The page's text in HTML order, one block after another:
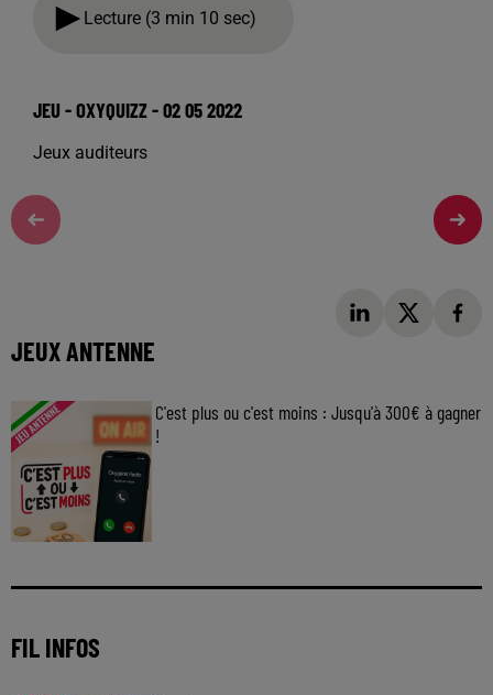
Lecture (3 min 10 sec)
JEU - OXYQUIZZ - 02 05 2022
Jeux auditeurs
JEUX ANTENNE
C'est plus ou c'est moins : Jusqu'à 300€ à gagner
!
FIL INFOS